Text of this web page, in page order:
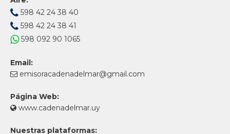
598 42 24 38 40
598 42 24 38 41
598 092 90 1065
Email:
emisoracadenadelmar@gmail.com
Página Web:
www.cadenadelmar.uy
Nuestras plataformas: